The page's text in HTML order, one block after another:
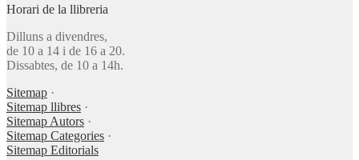
Horari de la llibreria
Dilluns a divendres,
de 10 a 14 i de 16 a 20.
Dissabtes, de 10 a 14h.
Sitemap ·
Sitemap llibres ·
Sitemap Autors ·
Sitemap Categories ·
Sitemap Editorials